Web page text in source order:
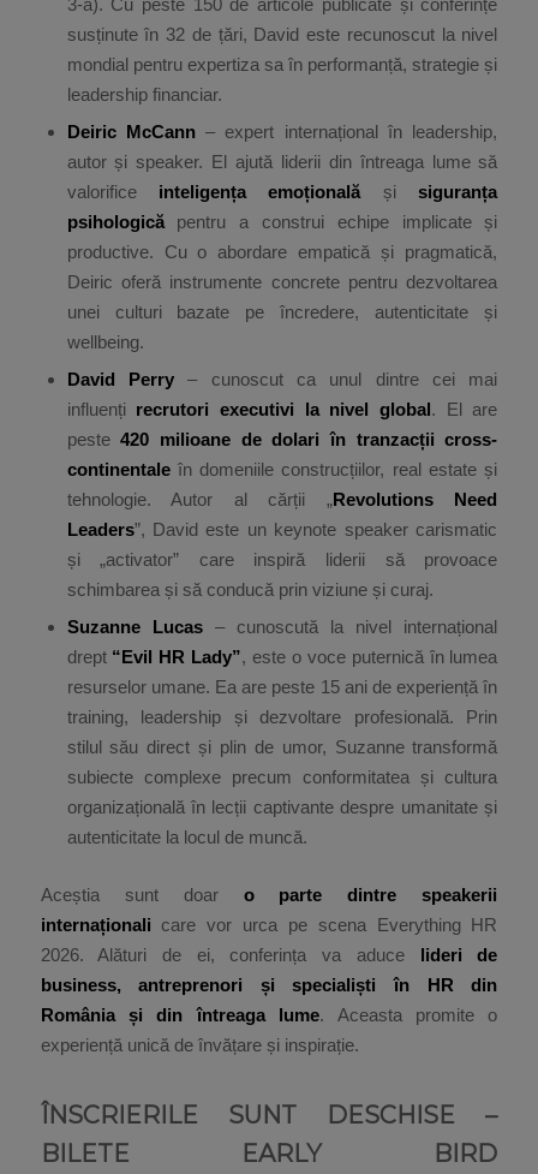
susținute în 32 de țări, David este recunoscut la nivel
mondial pentru expertiza sa în performanță, strategie și
leadership financiar.
Deiric McCann– expert internațional în leadership,
autor și speaker. El ajută liderii din întreaga lume să
valorifice inteligența emoțională șisiguranța
psihologicăpentru a construi echipe implicate și
productive. Cu o abordare empatică și pragmatică,
Deiric oferă instrumente concrete pentru dezvoltarea
unei culturi bazate pe încredere, autenticitate și
wellbeing.
David Perry– cunoscut ca unul dintre cei mai
influenți recrutori executivi la nivel global. El are
peste420 milioane de dolari în tranzacții cross-
continentaleîn domeniile construcțiilor, real estate și
tehnologie. Autor al cărții „Revolutions Need
Leaders”, David este un keynote speaker carismatic
și „activator” care inspiră liderii să provoace
schimbarea și să conducă prin viziune și curaj.
Suzanne Lucas– cunoscută la nivel internațional
drept “Evil HR Lady”, este o voce puternică în lumea
resurselor umane. Ea are peste 15 ani de experiență în
training, leadership și dezvoltare profesională. Prin
stilul său direct și plin de umor, Suzanne transformă
subiecte complexe precum conformitatea și cultura
organizațională în lecții captivante despre umanitate și
autenticitate la locul de muncă.
Aceștia sunt doar o parte dintre speakerii
internaționali care vor urca pe scena Everything HR
2026. Alături de ei, conferința va aduce lideri de
business, antreprenori și specialiști în HR din
România și din întreaga lume. Aceasta promite o
experiență unică de învățare și inspirație.
ÎNSCRIERILE SUNT DESCHISE –
BILETE EARLY BIRD